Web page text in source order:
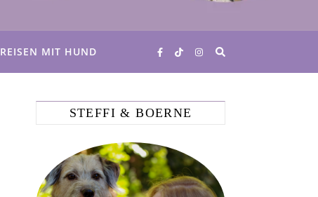
REISEN MIT HUND
STEFFI & BOERNE